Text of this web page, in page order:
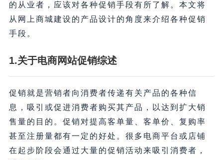
的从业者，应该对各种促销手段有所了解。本文将
从网上商城建设的产品设计的角度来介绍各种促销
手段。
1.关于电商网站促销综述
促销就是营销者向消费者传递有关产品的各种信
息，吸引或促进消费者购买其产品，以达到扩大销
售量的目的。促销对提高客单量、客单价、复购率
甚至注册量都有一定的好处。很多电商平台或店铺
在起步阶段会通过大量的促销活动来吸引消费者，